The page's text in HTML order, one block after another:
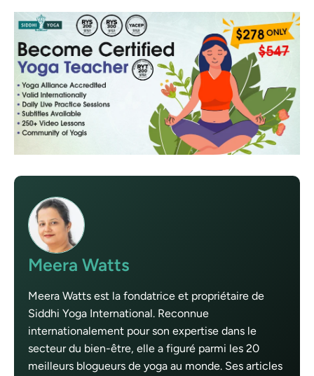
Meera Watts
Meera Watts est la fondatrice et propriétaire de
Siddhi Yoga International. Reconnue
internationalement pour son expertise dans le
secteur du bien-être, elle a figuré parmi les 20
meilleurs blogueurs de yoga au monde. Ses articles